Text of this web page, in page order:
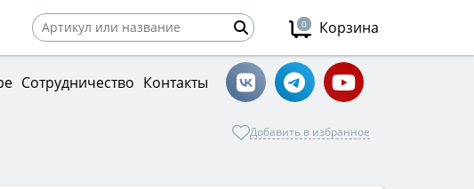
0 Корзина
Сотрудничество Контакты
Добавить в избранное